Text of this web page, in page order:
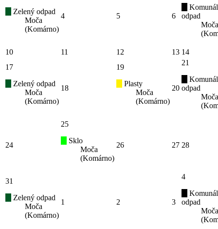
Zelený odpad
Moča
(Komárno)
4 5 6
odpad
Moča
10 11 12 13 14
17
Zelený odpad
Moča
(Komárno)
18
19
Plasty
Moča
(Komárno)
20
21
odpad
Moča
24
25
Sklo
Moča
(Komárno)
26 27 28
31
Zelený odpad
Moča
(Komárno)
1 2 3
4
odpad
Moča